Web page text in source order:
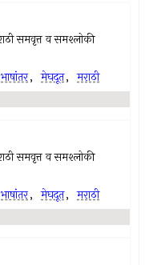
समवृत्त व समश्लोकी
भाषांतर, मेघदूत, मराठी
समवृत्त व समश्लोकी
भाषांतर, मेघदूत, मराठी